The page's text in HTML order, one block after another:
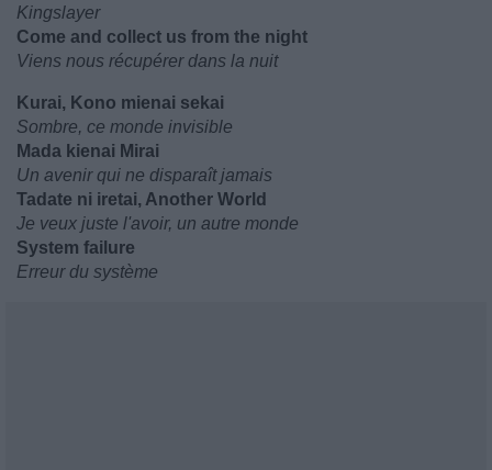
Kingslayer
Come and collect us from the night
Viens nous récupérer dans la nuit
Kurai, Kono mienai sekai
Sombre, ce monde invisible
Mada kienai Mirai
Un avenir qui ne disparaît jamais
Tadate ni iretai, Another World
Je veux juste l'avoir, un autre monde
System failure
Erreur du système